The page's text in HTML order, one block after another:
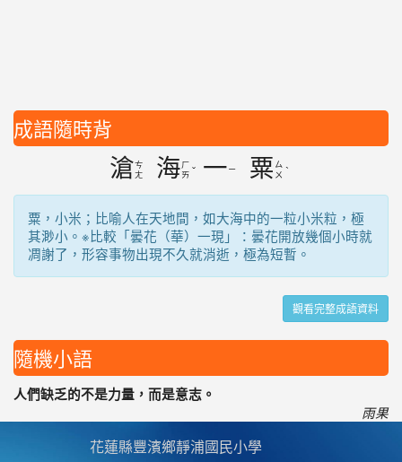
成語隨時背
滄ㄘ
ㄤ
海 ㄏ
ㄞ ˇ 一 ㄧ 粟 ㄙ
ㄨ ˋ
粟，小米；比喻人在天地間，如大海中的一粒小米粒，極
其渺小。※比較「曇花（華）一現」：曇花開放幾個小時就
凋謝了，形容事物出現不久就消逝，極為短暫。
觀看完整成語資料
隨機小語
人們缺乏的不是力量，而是意志。
雨果
花蓮縣豐濱鄉靜浦國民小學